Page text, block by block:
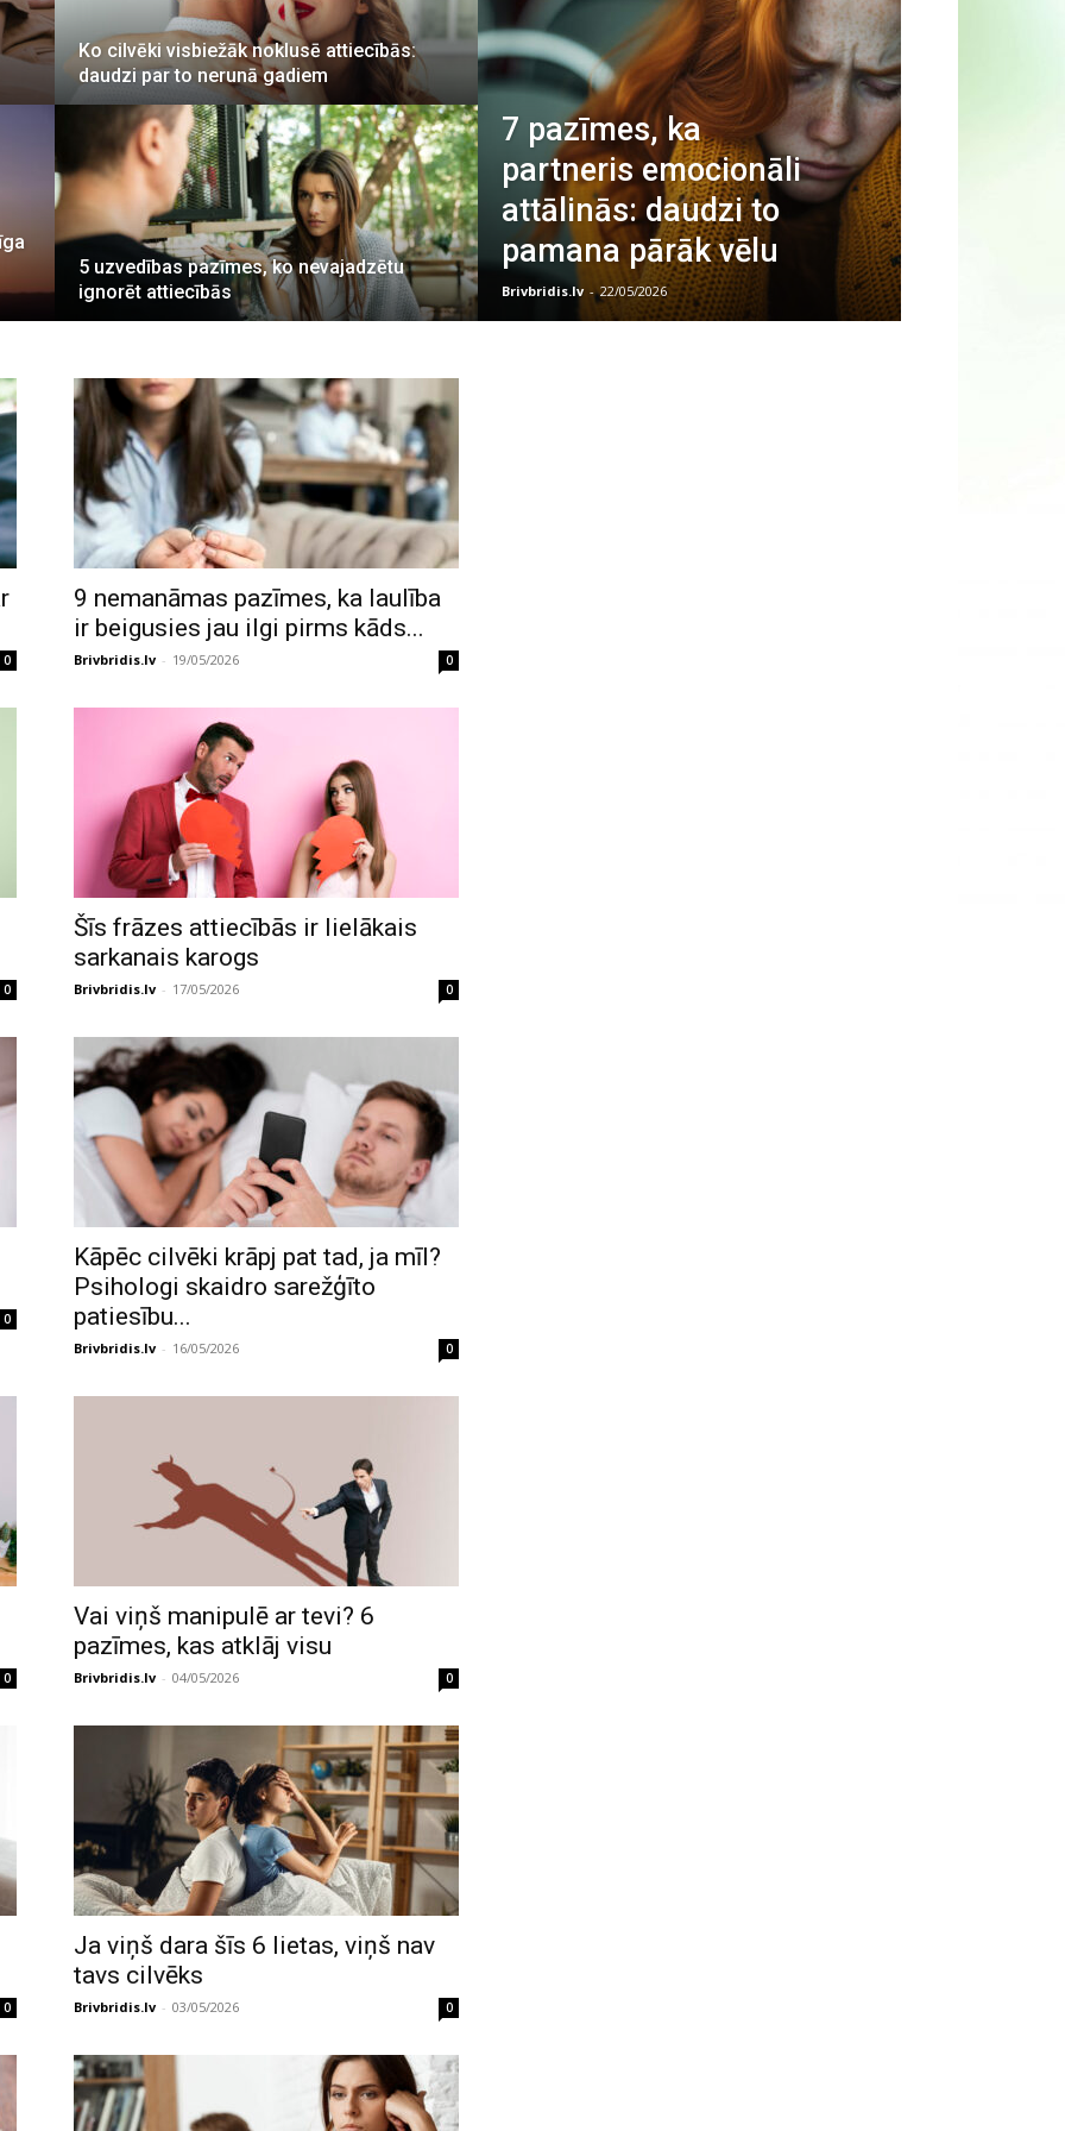
Ko cilvēki visbiežāk noklusē attiecībās:
daudzi par to nerunā gadiem
5 uzvedības pazīmes, ko nevajadzētu
ignorēt attiecībās
7 pazīmes, ka
partneris emocionāli
attālinās: daudzi to
pamana pārāk vēlu
Brivbridis.lv - 22/05/2026
0
9 nemanāmas pazīmes, ka laulība
ir beigusies jau ilgi pirms kāds...
Brivbridis.lv - 19/05/2026 0
0
Šīs frāzes attiecībās ir lielākais
sarkanais karogs
Brivbridis.lv - 17/05/2026 0
0
Kāpēc cilvēki krāpj pat tad, ja mīl?
Psihologi skaidro sarežģīto
patiesību...
Brivbridis.lv - 16/05/2026 0
0
Vai viņš manipulē ar tevi? 6
pazīmes, kas atklāj visu
Brivbridis.lv - 04/05/2026 0
0
Ja viņš dara šīs 6 lietas, viņš nav
tavs cilvēks
Brivbridis.lv - 03/05/2026 0